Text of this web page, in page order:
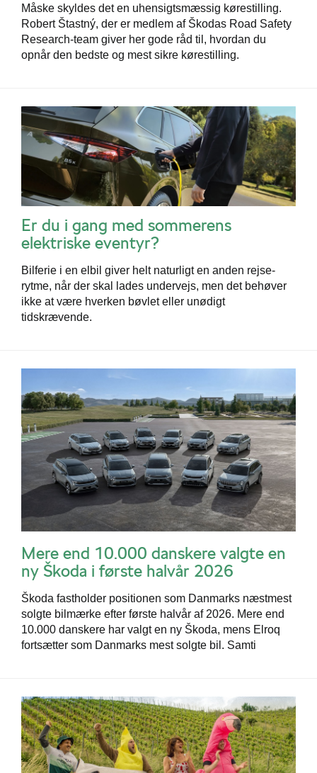
Måske skyldes det en uhensigtsmæssig kørestilling.
Robert Štastný, der er medlem af Škodas Road Safety
Research-team giver her gode råd til, hvordan du
opnår den bedste og mest sikre kørestilling.
Er du i gang med sommerens
elektriske eventyr?
Bilferie i en elbil giver helt naturligt en anden rejse-
rytme, når der skal lades undervejs, men det behøver
ikke at være hverken bøvlet eller unødigt
tidskrævende.
Mere end 10.000 danskere valgte en
ny Škoda i første halvår 2026
Škoda fastholder positionen som Danmarks næstmest
solgte bilmærke efter første halvår af 2026. Mere end
10.000 danskere har valgt en ny Škoda, mens Elroq
fortsætter som Danmarks mest solgte bil. Samti